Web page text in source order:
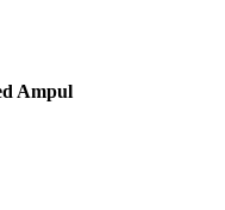
Ampul